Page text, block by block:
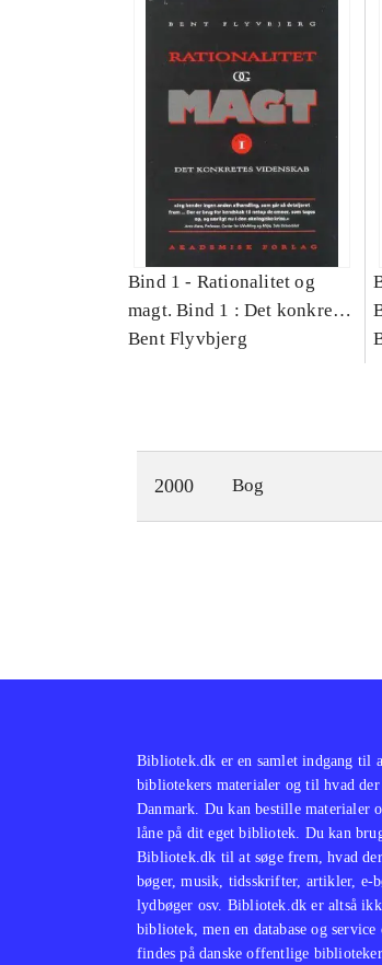
Bind 1 - Rationalitet og
magt. Bind 1 : Det konkretes
videnskab
Bent Flyvbjerg
2000 Bog
Bibliotek.dk er en samlet indgang til
bibliotekers materialer og til hvad
Danmark. Du kan bestille materialer
låne på dit eget bibliotek. Du kan
Bibliotek.dk til at søge frem, hvad
bøger, musik, tidsskrifter, artikler, e-
lydbøger osv. Bibliotek.dk er altså
bibliotek, men en database og service
findes på danske offentlige